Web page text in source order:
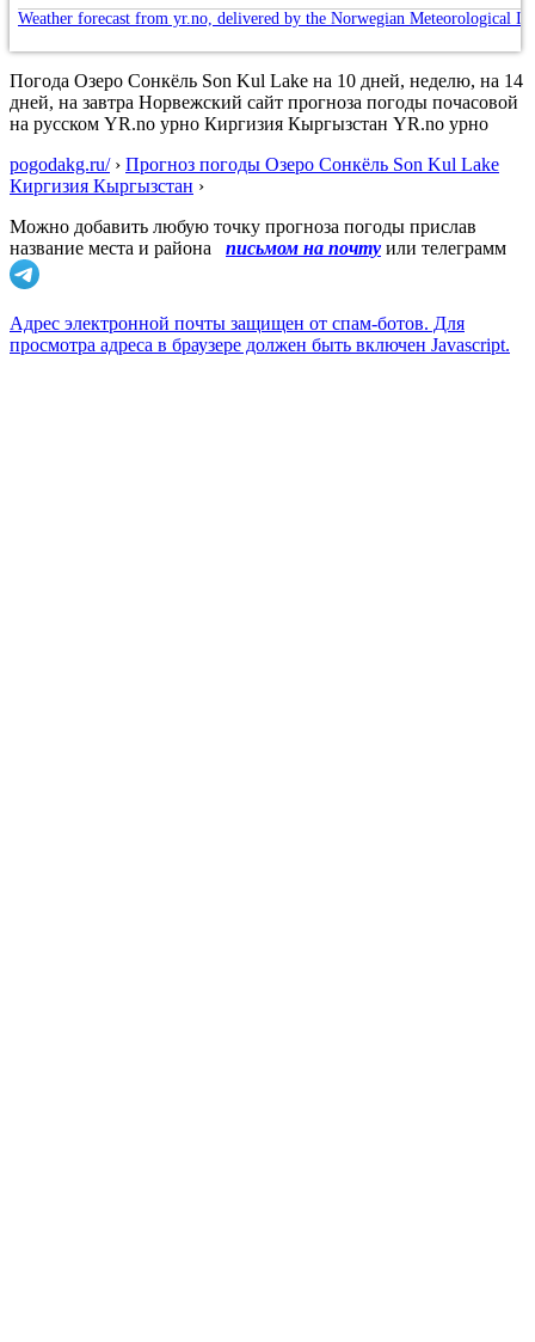
Weather forecast from yr.no, delivered by the Norwegian Meteorological
Погода Озеро Сонкёль Son Kul Lake на 10 дней, неделю, на 14
дней, на завтра Норвежский сайт прогноза погоды почасовой
на русском YR.no урно Киргизия Кыргызстан YR.no урно
pogodakg.ru/› Прогноз погоды Озеро Сонкёль Son Kul Lake
Киргизия Кыргызстан ›
Можно добавить любую точку прогноза погоды прислав
название места и района
письмом на почту или телеграмм
Адрес электронной почты защищен от спам-ботов. Для
просмотра адреса в браузере должен быть включен Javascript.